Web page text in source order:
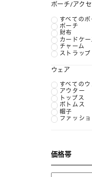
ポーチ/アク
すべての
ポーチ
財布
カードケ
チャーム
ストラップ
ウェア
すべてのウ
アウター
トップス
ボトムス
帽子
ファッシ
価格帯